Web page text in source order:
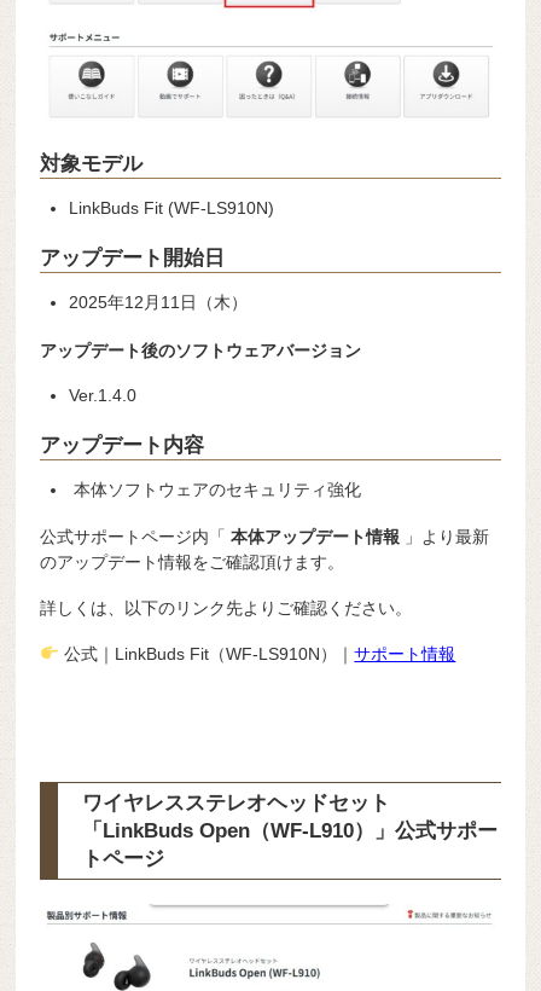
対象モデル
LinkBuds Fit (WF-LS910N)
アップデート開始日
2025年12月11日（木）
アップデート後のソフトウェアバージョン
Ver.1.4.0
アップデート内容
本体ソフトウェアのセキュリティ強化
公式サポートページ内「本体アップデート情報 」より最新
のアップデート情報をご確認頂けます。
詳しくは、以下のリンク先よりご確認ください。
公式｜LinkBuds Fit（WF-LS910N）｜サポート情報
ワイヤレスステレオヘッドセット
「LinkBuds Open（WF-L910）」公式サポー
トページ